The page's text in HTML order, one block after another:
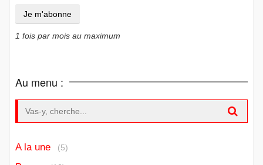
1 fois par mois au maximum
Au menu :
A la une (5)